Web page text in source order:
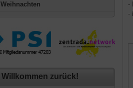
Weihnachten
Willkommen zurück!
-
-